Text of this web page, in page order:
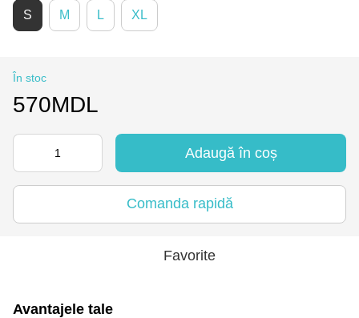
S M L XL
În stoc
570MDL
Adaugă în coș
Comanda rapidă
Favorite
Avantajele tale